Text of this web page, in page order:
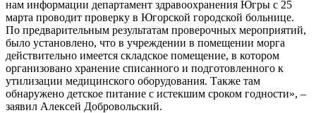
нам информации департамент здравоохранения Югры с 25
марта проводит проверку в Югорской городской больнице.
По предварительным результатам проверочных мероприятий,
было установлено, что в учреждении в помещении морга
действительно имеется складское помещение, в котором
организовано хранение списанного и подготовленного к
утилизации медицинского оборудования. Также там
обнаружено детское питание с истекшим сроком годности», –
заявил Алексей Добровольский.